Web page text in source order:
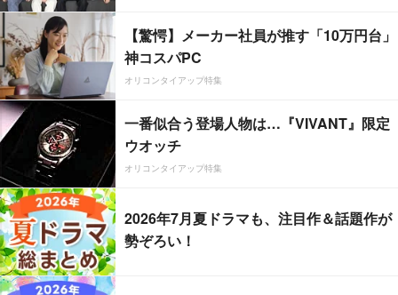
【驚愕】メーカー社員が推す「10万円台」
神コスパPC
オリコンタイアップ特集
一番似合う登場人物は…『VIVANT』限定
ウオッチ
オリコンタイアップ特集
2026年7月夏ドラマも、注目作＆話題作が
勢ぞろい！